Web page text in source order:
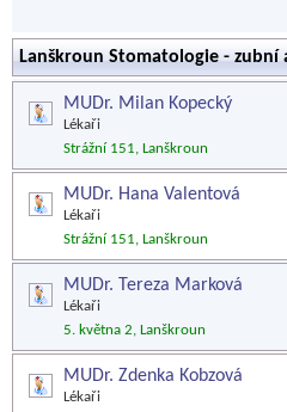
Lanškroun Stomatologie - zubní
MUDr. Milan Kopecký
Lékaři
Strážní 151, Lanškroun
MUDr. Hana Valentová
Lékaři
Strážní 151, Lanškroun
MUDr. Tereza Marková
Lékaři
5. května 2, Lanškroun
MUDr. Zdenka Kobzová
Lékaři